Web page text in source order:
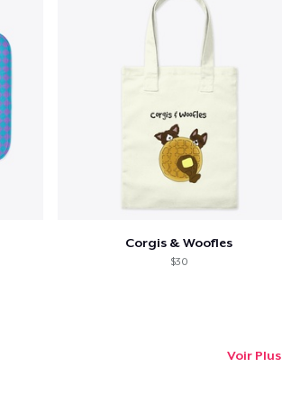
Corgis & Woofles
$30
Voir Plus